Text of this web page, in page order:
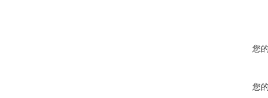
您
您